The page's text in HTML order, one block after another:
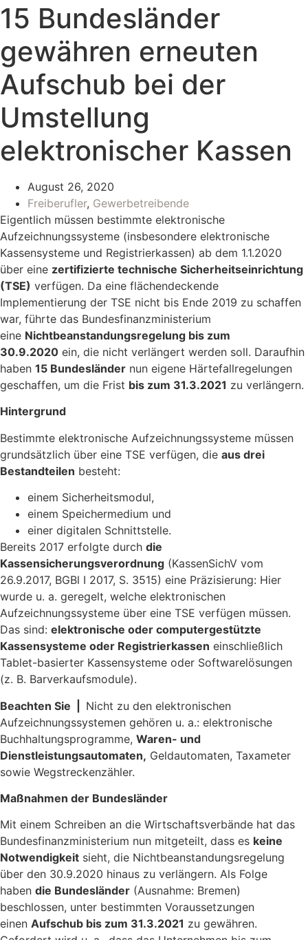
15 Bundesländer
gewähren erneuten
Aufschub bei der
Umstellung
elektronischer Kassen
August 26, 2020
Freiberufler, Gewerbetreibende
Eigentlich müssen bestimmte elektronische
Aufzeichnungssysteme (insbesondere elektronische
Kassensysteme und Registrierkassen) ab dem 1.1.2020
über eine zertifizierte technische Sicherheitseinrichtung
(TSE) verfügen. Da eine flächendeckende
Implementierung der TSE nicht bis Ende 2019 zu schaffen
war, führte das Bundesfinanzministerium
eine Nichtbeanstandungsregelung bis zum
30.9.2020 ein, die nicht verlängert werden soll. Daraufhin
haben 15 Bundesländer nun eigene Härtefallregelungen
geschaffen, um die Frist bis zum 31.3.2021 zu verlängern.
Hintergrund
Bestimmte elektronische Aufzeichnungssysteme müssen
grundsätzlich über eine TSE verfügen, die aus drei
Bestandteilen besteht:
einem Sicherheitsmodul,
einem Speichermedium und
einer digitalen Schnittstelle.
Bereits 2017 erfolgte durch die
Kassensicherungsverordnung (KassenSichV vom
26.9.2017, BGBl I 2017, S. 3515) eine Präzisierung: Hier
wurde u. a. geregelt, welche elektronischen
Aufzeichnungssysteme über eine TSE verfügen müssen.
Das sind: elektronische oder computergestützte
Kassensysteme oder Registrierkassen einschließlich
Tablet-basierter Kassensysteme oder Softwarelösungen
(z. B. Barverkaufsmodule).
Beachten Sie | Nicht zu den elektronischen
Aufzeichnungssystemen gehören u. a.: elektronische
Buchhaltungsprogramme, Waren- und
Dienstleistungsautomaten, Geldautomaten, Taxameter
sowie Wegstreckenzähler.
Maßnahmen der Bundesländer
Mit einem Schreiben an die Wirtschaftsverbände hat das
Bundesfinanzministerium nun mitgeteilt, dass es keine
Notwendigkeit sieht, die Nichtbeanstandungsregelung
über den 30.9.2020 hinaus zu verlängern. Als Folge
haben die Bundesländer (Ausnahme: Bremen)
beschlossen, unter bestimmten Voraussetzungen
einen Aufschub bis zum 31.3.2021 zu gewähren.